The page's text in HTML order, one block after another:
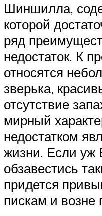
Шиншилла,
которой
ряд
недостаток. К
относятся
зверька,
отсутствие
мирный
недостатком
жизни. Если
обзавестись
придется
пискам и возне